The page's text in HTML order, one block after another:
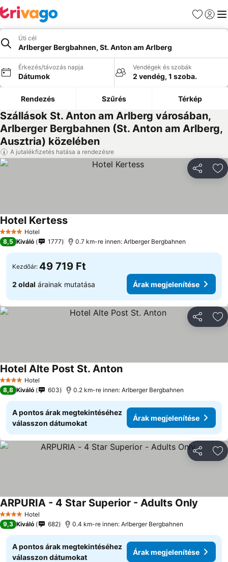
Kedvencek
Úti cél
Arlberger Bergbahnen, St. Anton am Arlberg
Érkezés/távozás napja
Dátumok
Vendégek és szobák
2 vendég, 1 szoba.
Rendezés Szűrés Térkép
Szállások St. Anton am Arlberg városában,
Arlberger Bergbahnen (St. Anton am Arlberg,
Ausztria) közelében
A jutalékfizetés hatása a rendezésre
4 KategóriaHotel
Hotel Kertess
8,5 Kiváló 1777 0.7 km-re innen: Arlberger Bergbahnen
Kezdőár: 49 719 Ft
2 oldal árainak mutatása Árak megjelenítése
4 KategóriaHotel
Hotel Alte Post St. Anton
8,8 Kiváló 603 0.2 km-re innen: Arlberger Bergbahnen
A pontos árak megtekintéséhez
válasszon dátumokat
Árak megjelenítése
4 KategóriaHotel
ARPURIA - 4 Star Superior - Adults Only
9,3 Kiváló 682 0.4 km-re innen: Arlberger Bergbahnen
A pontos árak megtekintéséhez
válasszon dátumokat
Árak megjelenítése